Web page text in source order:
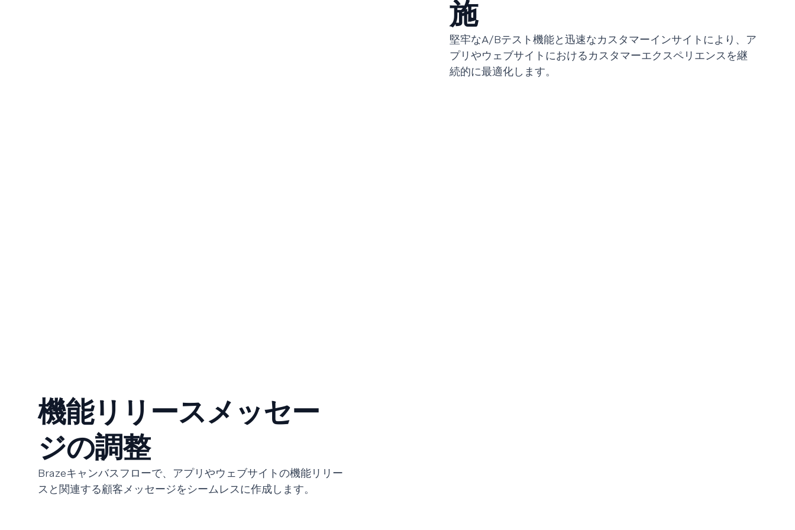
施
堅牢なA/Bテスト機能と迅速なカスタマーインサイトにより、ア
プリやウェブサイトにおけるカスタマーエクスペリエンスを継
続的に最適化します。
機能リリースメッセー
ジの調整
Brazeキャンバスフローで、アプリやウェブサイトの機能リリー
スと関連する顧客メッセージをシームレスに作成します。